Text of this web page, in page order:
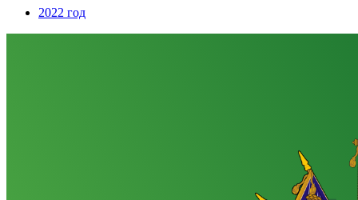
2022 год